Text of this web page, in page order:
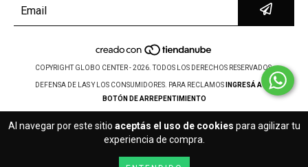
Al navegar por este sitio aceptás el uso de cookies para agilizar tu
experiencia de compra.
COPYRIGHT GLOBO CENTER - 2026. TODOS LOS DERECHOS RESERVADOS.
DEFENSA DE LAS Y LOS CONSUMIDORES. PARA RECLAMOS
INGRESÁ ACÁ.
BOTÓN DE ARREPENTIMIENTO